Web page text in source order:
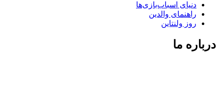
دنیای اسباب‌بازی‌ها
راهنمای والدین
روز ولنتاین
درباره ما